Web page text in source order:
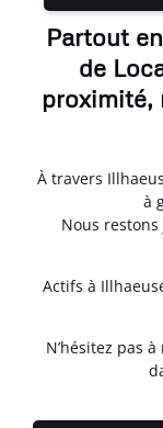
Partout
de
proximité,
À travers
à
Nous
Actifs à
N’hésitez pas